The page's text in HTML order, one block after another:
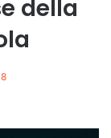
della